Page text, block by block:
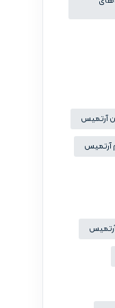
آرتمیس
آرتمیس